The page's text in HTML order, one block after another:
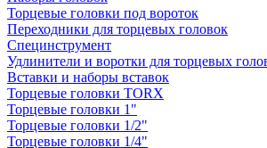
Торцевые головки под вороток
Переходники для торцевых головок
Специнструмент
Удлинители и воротки для торцевых
Вставки и наборы вставок
Торцевые головки TORX
Торцевые головки 1"
Торцевые головки 1/2"
Торцевые головки 1/4"